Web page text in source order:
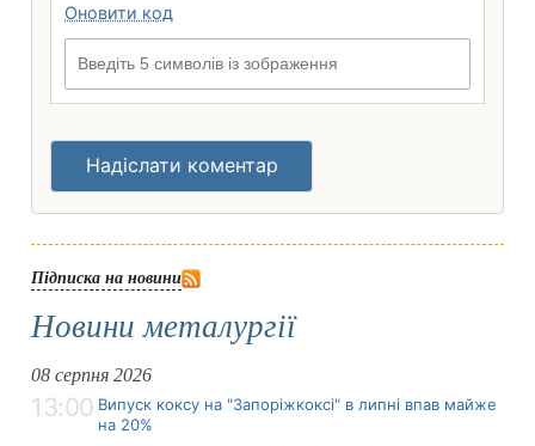
Оновити код
Надіслати коментар
Підписка на новини
Новини металургії
08 серпня 2026
13:00 Випуск коксу на "Запоріжкоксі" в липні впав майже
на 20%